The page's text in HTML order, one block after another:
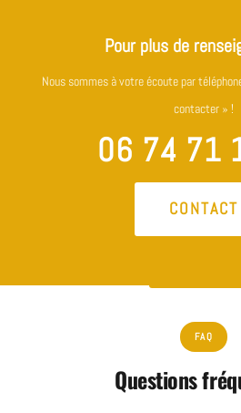
Pour plus de
Nous sommes à votre écoute par
contacter » !
06 74 71
CONTACT
FAQ
Questions